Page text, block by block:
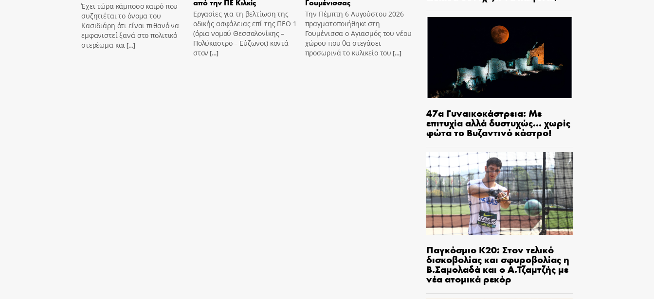
Έχει τώρα κάμποσο καιρό που
συζητιέται το όνομα του
Κασιδιάρη ότι είναι πιθανό να
εμφανιστεί ξανά στο πολιτικό
στερέωμα και […]
Εργασίες για τη βελτίωση της
οδικής ασφάλειας επί της ΠΕΟ 1
(όρια νομού Θεσσαλονίκης –
Πολύκαστρο – Εύζωνοι) κοντά
στον […]
Την Πέμπτη 6 Αυγούστου 2026
πραγματοποιήθηκε στη
Γουμένισσα ο Αγιασμός του νέου
χώρου που θα στεγάσει
προσωρινά το κυλικείο του […]
47α Γυναικοκάστρεια: Με
επιτυχία αλλά δυστυχώς… χωρίς
φώτα το Βυζαντινό κάστρο!
Παγκόσμιο Κ20: Στον τελικό
δισκοβολίας και σφυροβολίας η
Β.Σαμολαδά και ο Α.Τζαμτζής με
νέα ατομικά ρεκόρ